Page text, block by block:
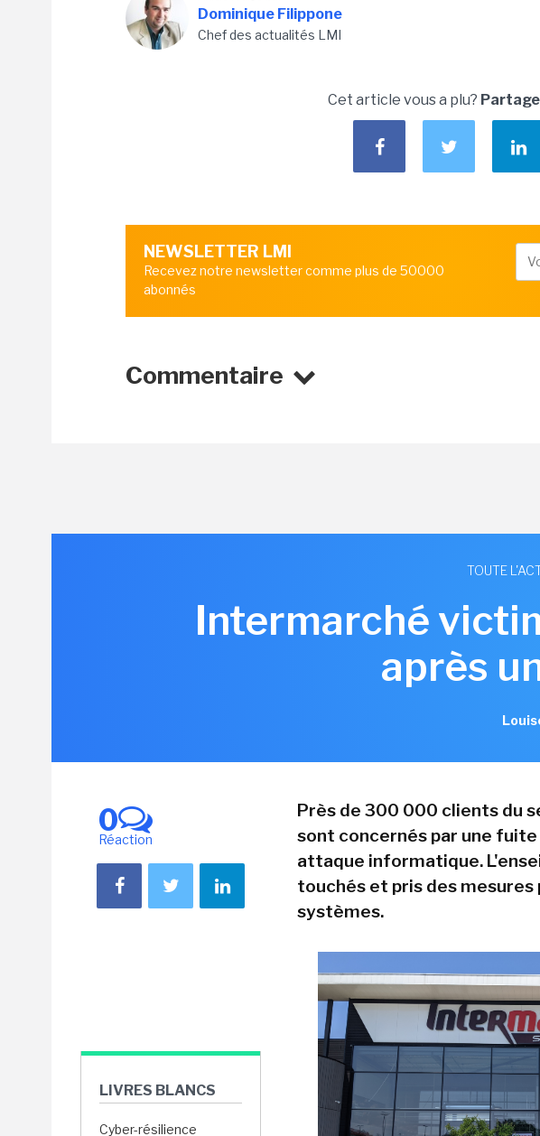
Dominique Filippone
Chef des actualités LMI
Cet article vous a plu?
NEWSLETTER LMI
Recevez notre newsletter comme plus de 50000
abonnés
Commentaire
TOUTE
Intermarché
après
0
Réaction
LIVRES BLANCS
Cyber-résilience
Près de 300 000 clients du
sont concernés par une fuite
attaque informatique.
touchés et pris des mesures
systèmes.